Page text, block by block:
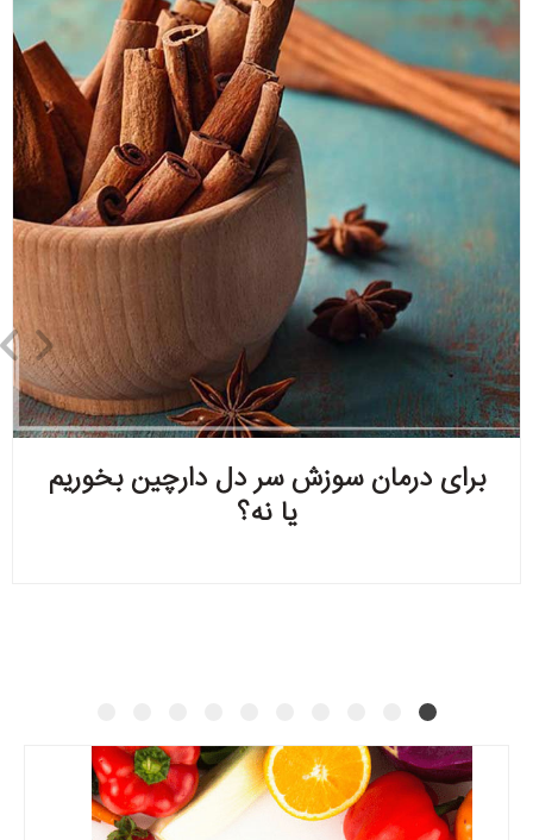
برای درمان سوزش سر دل دارچین بخوریم
یا نه؟